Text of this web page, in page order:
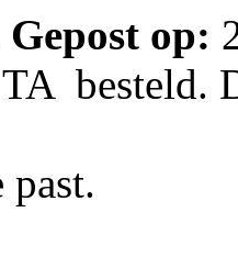
op:
besteld.
past.